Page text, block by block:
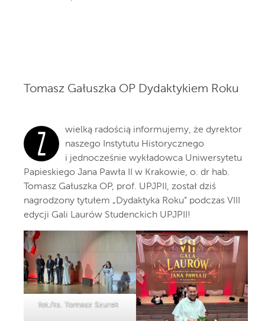
Tomasz Gałuszka OP Dydaktykiem Roku
Z
wielką radością informujemy, że dyrektor
naszego Instytutu Historycznego
i jednocześnie wykładowca Uniwersytetu
Papieskiego Jana Pawła II w Krakowie, o. dr hab.
Tomasz Gałuszka OP, prof. UPJPII, został dziś
nagrodzony tytułem „Dydaktyka Roku” podczas VIII
edycji Gali Laurów Studenckich UPJPII!
fot./ks. Tomasz Szurek